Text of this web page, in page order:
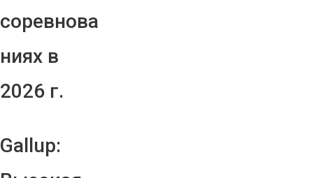
соревнова
ниях в
2026 г.
Gallup: